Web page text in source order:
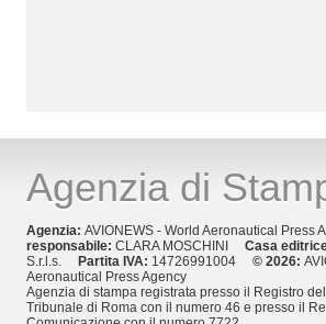
Agenzia di
Agenzia: AVIONEWS - World Aeronautical Press
responsabile: CLARA MOSCHINI Casa
S.r.l.s.
Partita IVA: 14726991004 © 2026:
Aeronautical Press Agency
Agenzia di stampa registrata presso il Registro
Tribunale di Roma con il numero 46 e presso il